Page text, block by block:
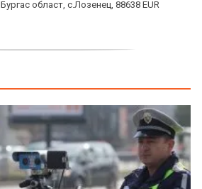
Бургас област, с.Лозенец, 88638 EUR
EUR